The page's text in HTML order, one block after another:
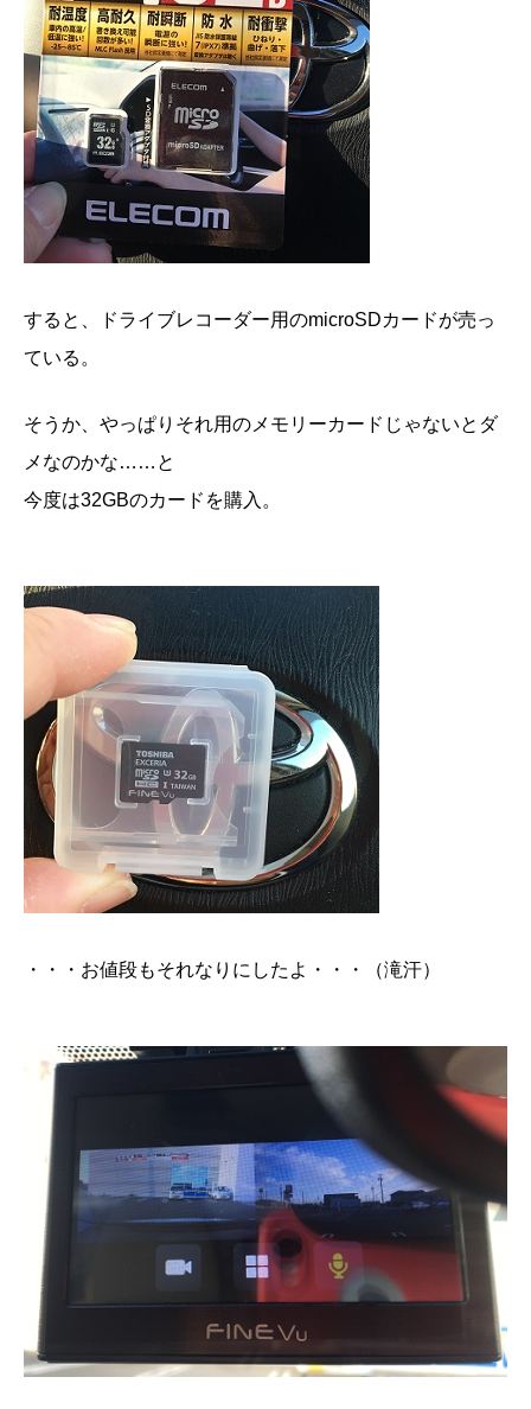
すると、ドライブレコーダー用のmicroSDカードが売っ
ている。
そうか、やっぱりそれ用のメモリーカードじゃないとダ
メなのかな……と
今度は32GBのカードを購入。
・・・お値段もそれなりにしたよ・・・（滝汗）